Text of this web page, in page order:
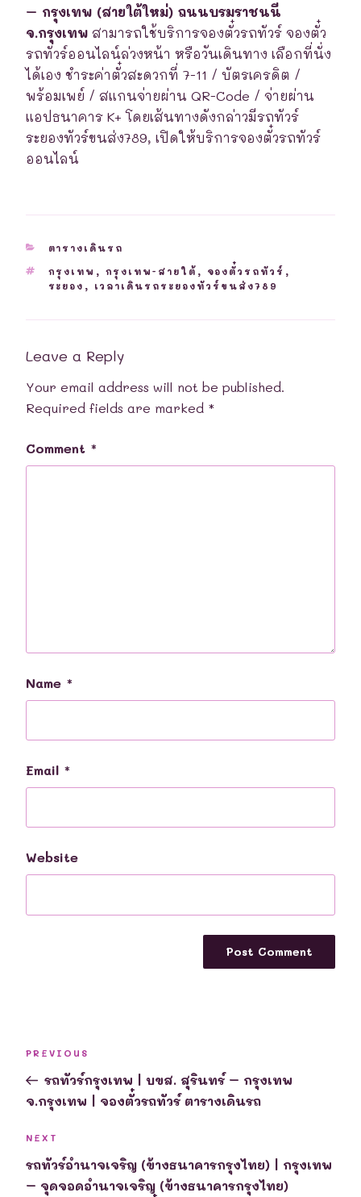
– กรุงเทพ (สายใต้ใหม่) ถนนบรมราชนนี
จ.กรุงเทพ สามารถใช้บริการจองตั๋วรถทัวร์ จองตั๋ว
รถทัวร์ออนไลน์ล่วงหน้า หรือวันเดินทาง เลือกที่นั่ง
ได้เอง ชำระค่าตั๋วสะดวกที่ 7-11 / บัตรเครดิต /
พร้อมเพย์ / สแกนจ่ายผ่าน QR-Code / จ่ายผ่าน
แอปธนาคาร K+ โดยเส้นทางดังกล่าวมีรถทัวร์
ระยองทัวร์ขนส่ง789, เปิดให้บริการจองตั๋วรถทัวร์
ออนไลน์
CATEGORIES
ตารางเดินรถ
TAGS
กรุงเทพ , กรุงเทพ-สายใต้ , จองตั๋วรถทัวร์ ,
ระยอง , เวลาเดินรถระยองทัวร์ขนส่ง789
Leave a Reply
Your email address will not be published.
Required fields are marked *
Comment *
Name *
Email *
Website
Previous
Post
PREVIOUS
รถทัวร์กรุงเทพ | บขส. สุรินทร์ – กรุงเทพ
จ.กรุงเทพ | จองตั๋วรถทัวร์ ตารางเดินรถ
Next
Post
NEXT
รถทัวร์อำนาจเจริญ (ข้างธนาคารกรุงไทย) | กรุงเทพ
– จุดจอดอำนาจเจริญ (ข้างธนาคารกรุงไทย)